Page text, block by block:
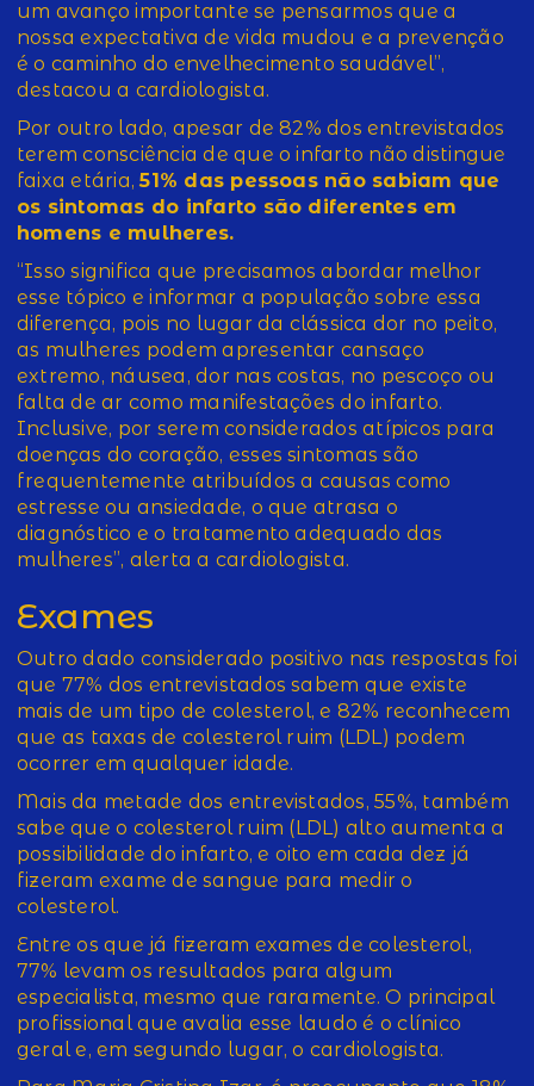
um avanço importante se pensarmos que a
nossa expectativa de vida mudou e a prevenção
é o caminho do envelhecimento saudável”,
destacou a cardiologista.
Por outro lado, apesar de 82% dos entrevistados
terem consciência de que o infarto não distingue
faixa etária,51% das pessoas não sabiam que
os sintomas do infarto são diferentes em
homens e mulheres.
“Isso significa que precisamos abordar melhor
esse tópico e informar a população sobre essa
diferença, pois no lugar da clássica dor no peito,
as mulheres podem apresentar cansaço
extremo, náusea, dor nas costas, no pescoço ou
falta de ar como manifestações do infarto.
Inclusive, por serem considerados atípicos para
doenças do coração, esses sintomas são
frequentemente atribuídos a causas como
estresse ou ansiedade, o que atrasa o
diagnóstico e o tratamento adequado das
mulheres”, alerta a cardiologista.
Exames
Outro dado considerado positivo nas respostas foi
que 77% dos entrevistados sabem que existe
mais de um tipo de colesterol, e 82% reconhecem
que as taxas de colesterol ruim (LDL) podem
ocorrer em qualquer idade.
Mais da metade dos entrevistados, 55%, também
sabe que o colesterol ruim (LDL) alto aumenta a
possibilidade do infarto, e oito em cada dez já
fizeram exame de sangue para medir o
colesterol.
Entre os que já fizeram exames de colesterol,
77% levam os resultados para algum
especialista, mesmo que raramente. O principal
profissional que avalia esse laudo é o clínico
geral e, em segundo lugar, o cardiologista.